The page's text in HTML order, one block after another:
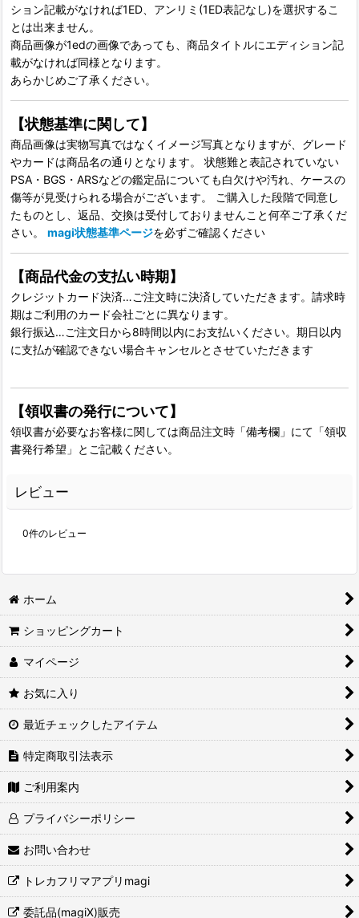
ション記載がなければ1ED、アンリミ(1ED表記なし)を選択するこ
とは出来ません。
商品画像が1edの画像であっても、商品タイトルにエディション記
載がなければ同様となります。
あらかじめご了承ください。
【状態基準に関して】
商品画像は実物写真ではなくイメージ写真となりますが、グレード
やカードは商品名の通りとなります。 状態難と表記されていない
PSA・BGS・ARSなどの鑑定品についても白欠けや汚れ、ケースの
傷等が見受けられる場合がございます。 ご購入した段階で同意し
たものとし、返品、交換は受付しておりませんこと何卒ご了承くだ
さい。 magi状態基準ページを必ずご確認ください
【商品代金の支払い時期】
クレジットカード決済…ご注文時に決済していただきます。請求時
期はご利用のカード会社ごとに異なります。
銀行振込…ご注文日から8時間以内にお支払いください。期日以内
に支払が確認できない場合キャンセルとさせていただきます
【領収書の発行について】
領収書が必要なお客様に関しては商品注文時「備考欄」にて「領収
書発行希望」とご記載ください。
レビュー
0件のレビュー
ホーム
ショッピングカート
マイページ
お気に入り
最近チェックしたアイテム
特定商取引法表示
ご利用案内
プライバシーポリシー
お問い合わせ
トレカフリマアプリmagi
委託品(magiX)販売